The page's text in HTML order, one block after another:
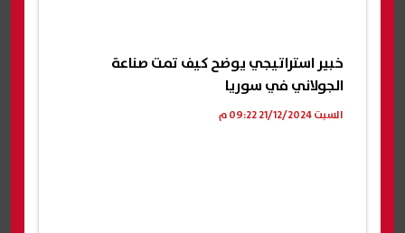
خبير استراتيجي يوضح كيف تمت صناعة
الجولاني في سوريا
السبت 21/12/2024 09:22 م